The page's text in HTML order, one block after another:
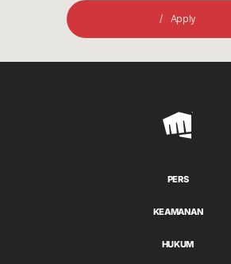
Apply
Riot
PERS
KEAMANAN
HUKUM